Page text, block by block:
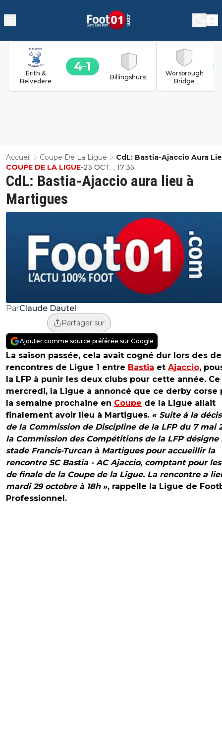
Erith &
Belvedere
4 1
Billingshurst
Worsbrough
Bridge
Accueil Coupe De La Ligue
CdL: Bastia-Ajaccio Aura
Martigues
CdL: Bastia-Ajaccio aura lieu à
Martigues
COUPE DE LA LIGUE•23 OCT. , 17:35
ParClaude Dautel
Partager sur
Ajouter comme source préférée sur Google
La saison passée, cela avait cogné dur lors des
rencontres de Ligue 1 entre Bastia et Ajaccio,
la LFP à punir les deux clubs pour cette année. Ce
mercredi, la Ligue a annoncé que ce derby corse
la semaine prochaine en Coupe de la Ligue allait
finalement avoir lieu à Martigues. « Suite à la
de la Commission de Discipline de la LFP du 7 mai
la Commission des Compétitions de la LFP désigne
stade Francis-Turcan à Martigues pour accueillir la
rencontre SC Bastia - AC Ajaccio, comptant pour les
de finale de la Coupe de la Ligue. La rencontre a
mardi 29 octobre à 18h », rappelle la Ligue de
Professionnel.